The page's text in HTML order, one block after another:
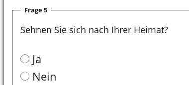
Frage 5
Sehnen Sie sich nach Ihrer Heimat?
Ja
Nein